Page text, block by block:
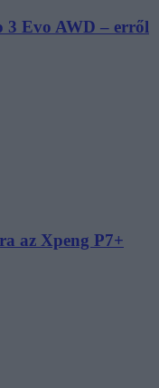
3 Evo AWD – erről
az Xpeng P7+